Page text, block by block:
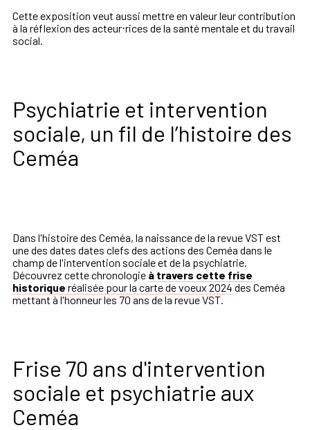
Cette exposition veut aussi mettre en valeur leur contribution
à la réflexion des acteur⋅rices de la santé mentale et du travail
social.
Psychiatrie et intervention
sociale, un fil de l’histoire des
Ceméa
Dans l'histoire des Ceméa, la naissance de la revue VST est
une des dates dates clefs des actions des Ceméa dans le
champ de l'intervention sociale et de la psychiatrie.
Découvrez cette chronologie à travers cette frise
historique réalisée pour la carte de voeux 2024 des Ceméa
mettant à l'honneur les 70 ans de la revue VST.
Frise 70 ans d'intervention
sociale et psychiatrie aux
Ceméa